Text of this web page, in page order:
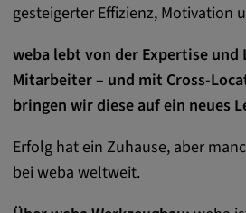
gesteigerter Effizienz, Motivation
weba lebt von der Expertise und
Mitarbeiter – und mit Cross-
bringen wir diese auf ein neues
Erfolg hat ein Zuhause, aber
bei weba weltweit.
Name:
_mkto_trk,
_gcl_au, FPAU, _rdt_uuid,
_uetvid,